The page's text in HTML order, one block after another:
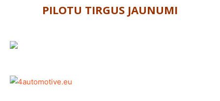
PILOTU TIRGUS JAUNUMI